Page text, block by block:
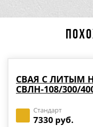
СВАЯ С ЛИТЫМ
СВЛН-108/300/
Стандарт
7330 руб.